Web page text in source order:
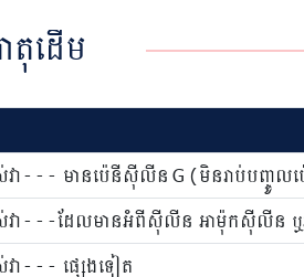
តុដើម
ា - - - មានប៉េនីស៊ីលីន G (មិនរាប់បញ្
វា - - -ដែលមានអំពីស៊ីលីន អាម៉ុកស៊ីលីន ឬ
ា - - - ផ្សេងទៀត